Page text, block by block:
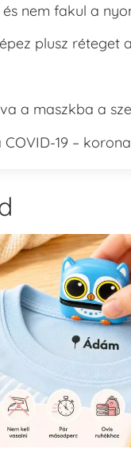
nem fakul a
plusz réteget
a maszkba a
19 –